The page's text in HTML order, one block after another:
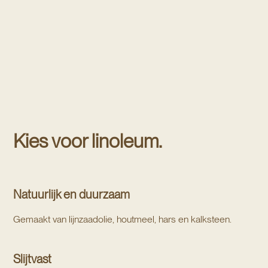
Kies voor linoleum.
Natuurlijk en duurzaam
Gemaakt van lijnzaadolie, houtmeel, hars en kalksteen.
Slijtvast